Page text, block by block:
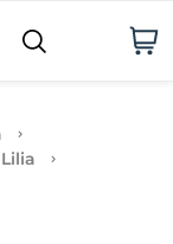
Lilia